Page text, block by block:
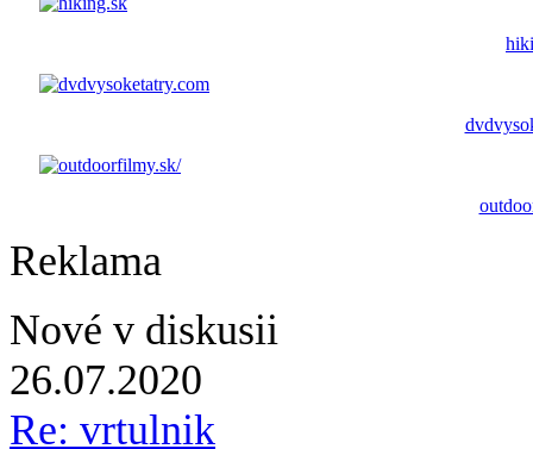
Reklama
Nové v diskusii
26.07.2020
Re: vrtulnik